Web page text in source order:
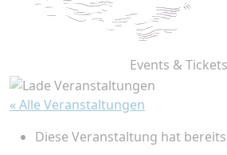
Events & Tickets
« Alle Veranstaltungen
Diese Veranstaltung hat